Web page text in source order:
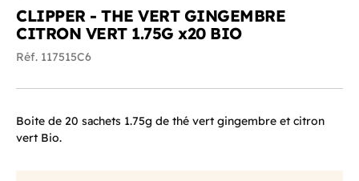
CLIPPER - THE VERT GINGEMBRE
CITRON VERT 1.75G x20 BIO
Réf. 117515C6
Boite de 20 sachets 1.75g de thé vert gingembre et citron
vert Bio.